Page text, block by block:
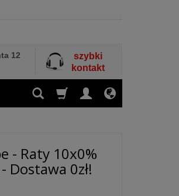
12
szybki
kontakt
- Raty 10x0%
Dostawa 0zł!